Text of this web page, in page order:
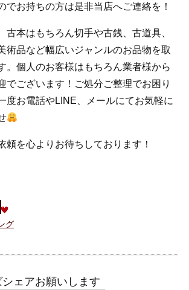
でお持ちの方は是非当店へご連絡を！
古本はもちろん切手や古銭、古道具、
術品など幅広いジャンルのお品物を取
。個人のお客様はもちろん業者様から
でございます！ご処分ご整理でお困り
度お電話やLINE、メールにてお気軽に
頼を心よりお待ちしております！
グ
ェアお願いします